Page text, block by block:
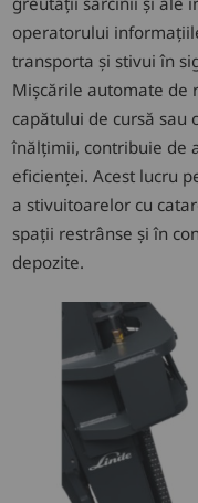
operatorului
transporta și stivui în
Mișcările automate de
capătului de cursă sau
înălțimii, contribuie de
eficienței. Acest lucru
a stivuitoarelor cu
spații restrânse și în
depozite.